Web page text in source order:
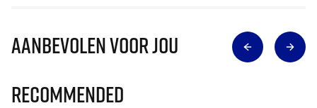
Aanbevolen voor jou
Recommended